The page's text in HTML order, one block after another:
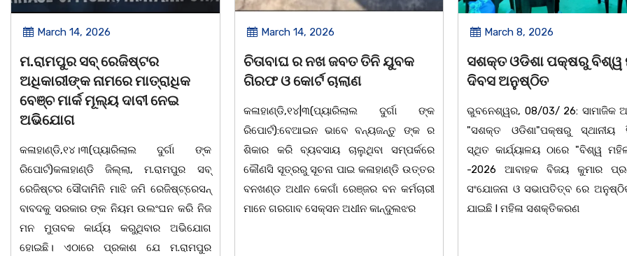
March 14, 2026
ଚିତାବାଘ ର ନଖ ଜବତ ତିନି ଯୁବକ
ଗିରଫ ଓ କୋର୍ଟ ଚାଲାଣ
କଳାହାଣ୍ଡି,୧୪|୩(ପ୍ୟାରିଲାଲ ଦୁର୍ଗା ଙ୍କ
ଶିକାର କରି ବ୍ୟବସାୟ ଚାଲୁଥିବା ସମ୍ପର୍କରେ
କୌଣସି ସୂତ୍ରରୁ ସୂଚନା ପାଇ କଳାହାଣ୍ଡି ଉତ୍ତର
ବନଖଣ୍ଡ ଅଧୀନ କେଗାଁ ରେଞ୍ଜର ବନ କର୍ମଚାରୀ
ମାନେ ଗରଗାବ ସେକ୍ସନ ଅଧୀନ କାନ୍ଦୁଲଝର
March 8, 2026
ସଶକ୍ତ ଓଡିଶା ପକ୍ଷରୁ ବିଶ୍ୱ ମହିଳା
ଦିବସ ଅନୁଷ୍ଠିତ
ଭୁବନେଶ୍ୱର, 08/03/ 26: ସାମାଜିକ ଅନୁଷ୍ଠାନ
"ସଶକ୍ତ ଓଡିଶା"ପକ୍ଷରୁ ସ୍ଥାନୀୟ ସିଆରପି
ସ୍ଥିତ କାର୍ଯ୍ୟାଳୟ ଠାରେ "ବିଶ୍ୱ ମହିଳା ଦିବସ
-2026 ଆବାହକ ବିଜୟ କୁମାର ପ୍ରଧାନଙ୍କ
ସଂଯୋଜନା ଓ ସଭାପତିତ୍ବ ରେ ଅନୁଷ୍ଠିତ ହୋଇ
ଯାଇଛି l ମହିଳା ସଶକ୍ତିକରଣ
March 8, 2026
ଆନ୍ତର୍ଜାତୀୟ ମହିଳା ଦିବସ
ଉପଲକ୍ଷେ ନାଟକ ‘ଖାଣ୍ଟି ସୁନା’
ଚିଲିକା: ଆନ୍ତର୍ଜାତୀୟ ମହିଳା
ଅବସରରେ ବାଲୁଗାଁସ୍ଥିତ ମା'
ନିକେତନ ର ଓଡ଼ିଆ ଅସ୍ମିତା ଉପରେ
ନାଟକ "ଖାଣ୍ଟି ସୁନା" ଗୈ।ରୀ
ପ୍ରତିଷ୍ଠାନ, ଖୋର୍ଦ୍ଧା ଆନୁକୁଲ୍ୟରେ
ହୋଇଯାଇଛି। ଡ଼ଃ ପ୍ରଦୀପ ଭୈମିକ ଙ୍କ